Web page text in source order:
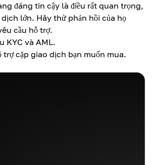
đáng tin cậy là điều rất quan trọng,
lớn. Hãy thử phản hồi của họ
cầu hỗ trợ.
KYC và AML.
trợ cặp giao dịch bạn muốn mua.